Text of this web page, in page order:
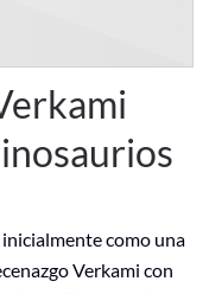
inicialmente como una
Verkami con